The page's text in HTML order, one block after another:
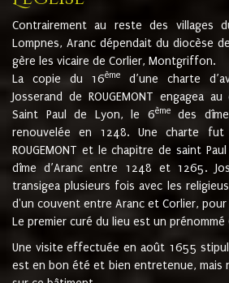
Contrairement au reste des villages
Lompnes, Aranc dépendait du diocèse
gère les vicaire de Corlier, Montgriffon.
La copie du 16ème
d’une charte
Josserand de ROUGEMONT engagea
Saint Paul de Lyon, le 6èmedes
renouvelée en 1248. Une charte
ROUGEMONT et le chapitre de saint
dîme d’Aranc entre 1248 et 1265.
transigea plusieurs fois avec les
d'un couvent entre Aranc et Corlier, pour
Le premier curé du lieu est un prénommé
Une visite effectuée en août 1655
est en bon été et bien entretenue, mais